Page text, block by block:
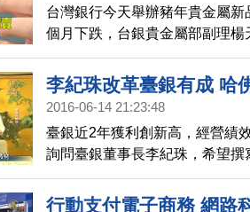
台灣銀行今天舉辦豬年貴金屬
個月下跌，台銀貴金屬部副理
已經超跌，建議投資人可以採
塊。
李紀珠改革臺銀有成 哈
2016-06-14 21:23:48
臺銀近2年獲利創新高，經營績
詢問臺銀董事長李紀珠，希望
例。
行動支付電子商務 網路